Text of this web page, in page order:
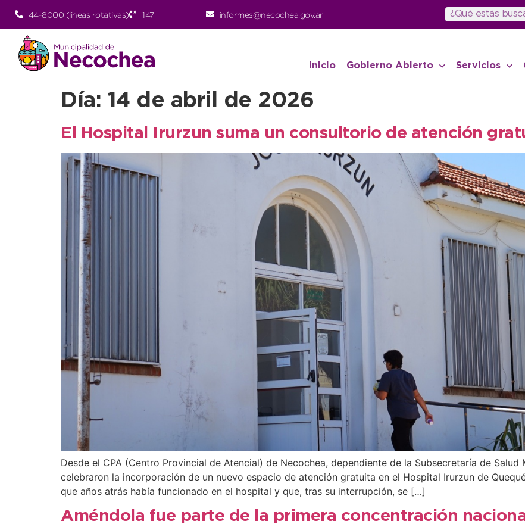
44-8000 (lineas rotativas) 147 informes@necochea.gov.ar
Inicio Gobierno Abierto Servicios
Día: 14 de abril de 2026
El Hospital Irurzun suma un consultorio de atención
Desde el CPA (Centro Provincial de Atencial) de Necochea, dependiente de la Subsecretaría de
celebraron la incorporación de un nuevo espacio de atención gratuita en el Hospital Irurzun de
que años atrás había funcionado en el hospital y que, tras su interrupción, se […]
Améndola fue parte de la primera concentración